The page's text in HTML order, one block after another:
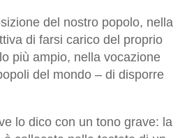
del nostro popolo, nella
di farsi carico del proprio
più ampio, nella vocazione
del mondo – di disporre
lo dico con un tono grave: la